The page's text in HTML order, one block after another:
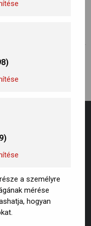
a személyre
mérése
hogyan
BEJEGYZÉS